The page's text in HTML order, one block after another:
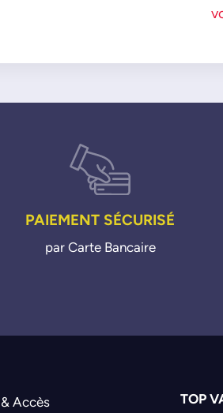
PAIEMENT SÉCURISÉ
par Carte Bancaire
Accès TOP